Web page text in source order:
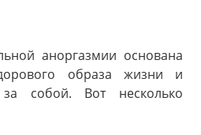
аноргазмии основана
образа жизни и
собой. Вот несколько